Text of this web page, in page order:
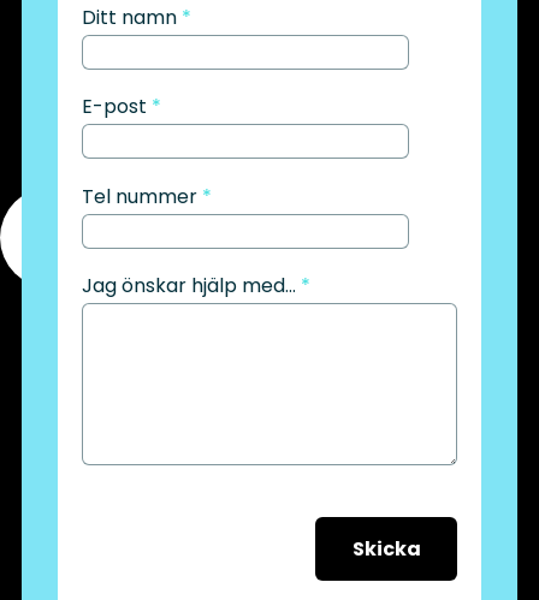
Ditt namn *
E-post *
Tel nummer *
Jag önskar hjälp med... *
Skicka